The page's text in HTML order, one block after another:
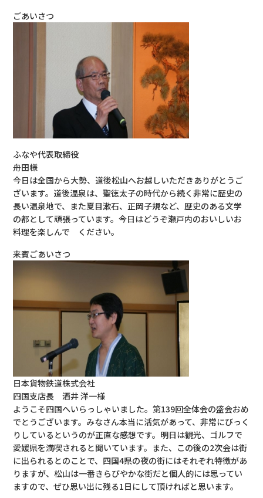
ごあいさつ
ふなや代表取締役
舟田様
今日は全国から大勢、道後松山へお越しいただきありがとうご
ざいます。道後温泉は、聖徳太子の時代から続く非常に歴史の
長い温泉地で、また夏目漱石、正岡子規など、歴史のある文学
の都として頑張っています。今日はどうぞ瀬戸内のおいしいお
料理を楽しんで ください。
来賓ごあいさつ
日本貨物鉄道株式会社
四国支店長 酒井 洋一様
ようこそ四国へいらっしゃいました。第139回全体会の盛会おめ
でとうございます。みなさん本当に活気があって、非常にびっく
りしているというのが正直な感想です。明日は観光、ゴルフで
愛媛県を満喫されると聞いています。また、この後の2次会は街
に出られるとのことで、四国4県の夜の街にはそれぞれ特徴があ
りますが、松山は一番きらびやかな街だと個人的には思ってい
ますので、ぜひ思い出に残る1日にして頂ければと思います。